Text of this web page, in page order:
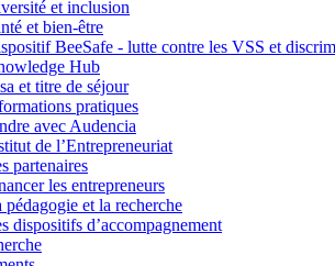
et inclusion
et bien-être
BeeSafe - lutte contre les VSS et
Hub
et titre de séjour
pratiques
avec Audencia
de l’Entrepreneuriat
partenaires
les entrepreneurs
pédagogie et la recherche
dispositifs d’accompagnement